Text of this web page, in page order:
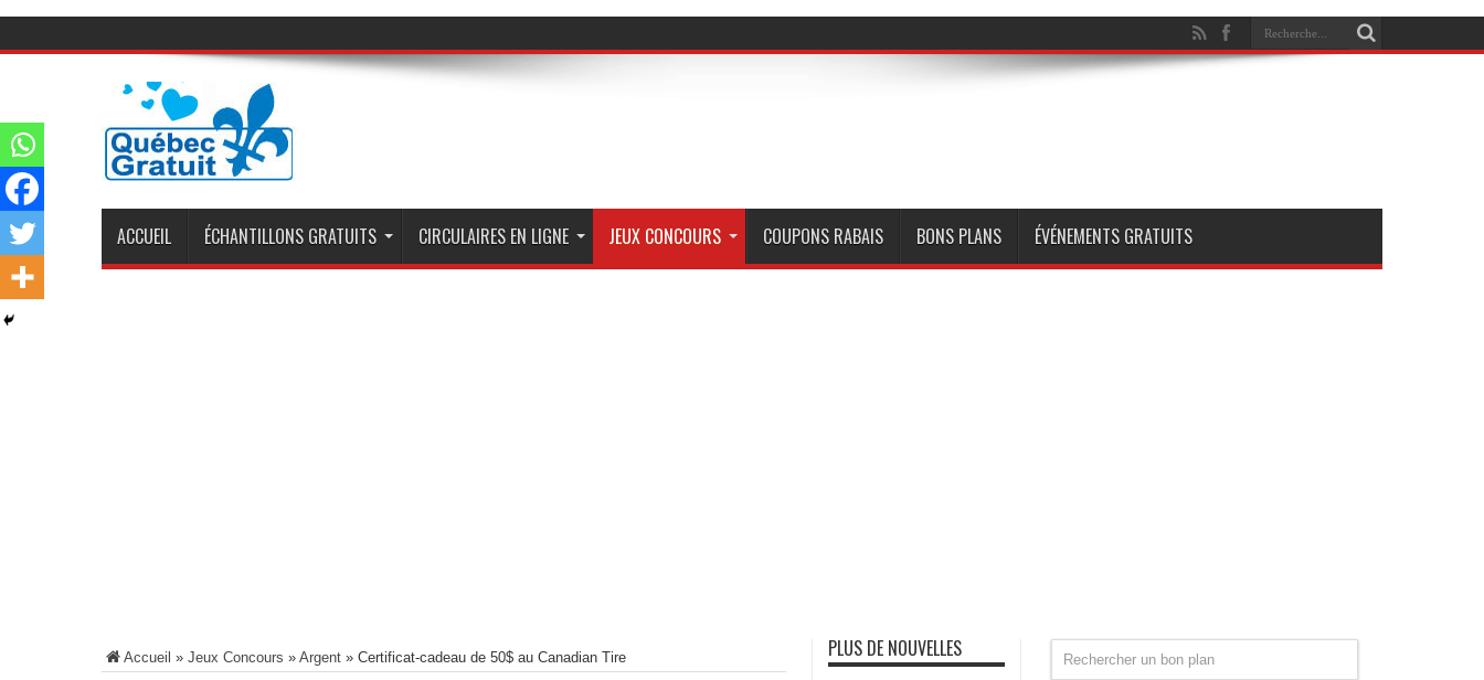
ACCUEIL ÉCHANTILLONS GRATUITS CIRCULAIRES EN LIGNE JEUX CONCOURS COUPONS RABAIS BONS PLANS ÉVÉNEMENTS GRATUITS
Accueil » Jeux Concours » Argent » Certificat-cadeau de 50$ au Canadian Tire PLUS DE NOUVELLES